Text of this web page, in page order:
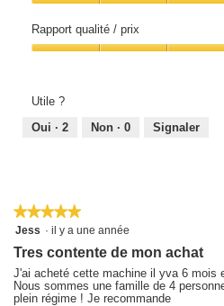
4
sur
5
Rapport qualité / prix
prix,
4
sur
5
Utile ?
Oui · 2 Non · 0 Signaler
★★★★★
★★★★★
5
Jess · il y a une année
Tres contente de mon achat
J'ai acheté cette machine il yva 6 mois
Nous sommes une famille de 4
plein régime ! Je recommande